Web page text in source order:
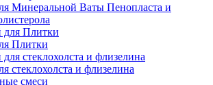
Минеральной Ваты Пенопласта и
Плитки
стеклохолста и флизелина